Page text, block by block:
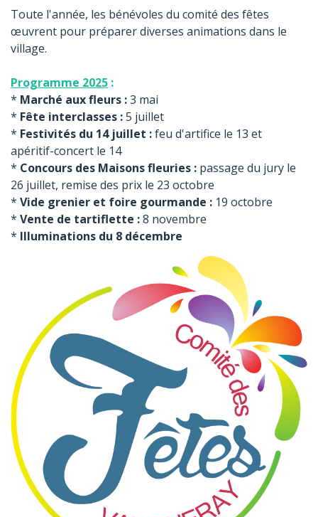
Toute l'année, les bénévoles du comité des fêtes
œuvrent pour préparer diverses animations dans le
village.
Programme 2025 :
* Marché aux fleurs :3 mai
* Fête interclasses :5 juillet
* Festivités du 14 juillet :feu d'artifice le 13 et
apéritif-concert le 14
* Concours des Maisons fleuries : passage du jury le
26 juillet, remise des prix le 23 octobre
* Vide grenier et foire gourmande : 19 octobre
* Vente de tartiflette :8 novembre
* Illuminations du 8 décembre